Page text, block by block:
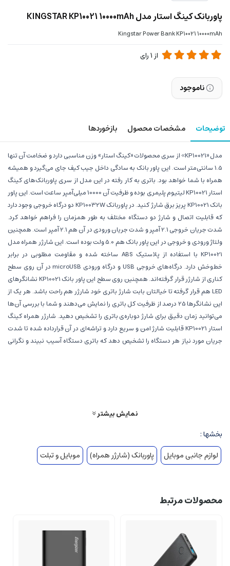
پاوربانک کینگ استار مدل KINGSTAR KP10021 10000mAh
Kingstar Power Bank KP10021 10000mAh
از 1رای
ناموجود
توضیحات مشخصات محصول بازخوردها
مدل «KP10021» از سری محصولات «کینگ استار» وزن مناسبی دارد و ضخامت آن تنها
1.5 سانتی‌متر است. این پاور بانک به سادگی داخل جیب کیف جای می‌گیرد و همیشه
همراه با شما خواهد بود. باتری به کار رفته در این مدل از سری پاوربانک‌های کینگ
استار KP10021 لیتیوم پلیمری بوده و ظرفیت آن 10000 میلی‌آمپر ساعت است. این پاور
بانک KP10021 پریز برق شارژ کنید. در پاوربانک KP10032W دو درگاه خروجی وجود دارد
که قابلیت اتصال و شارژ دو دستگاه مختلف به طور همزمان را فراهم خواهد کرد.
شدت جریان خروجی 2.1 آمپر و شدت جریان ورودی در آن هم 2.1 آمپر است. همچنین
ولتاژ ورودی و خروجی در این پاور بانک هم 5.0 ولت بوده است. این شارژر همراه مدل
KP10021 با استفاده از پلاستیک ABS ساخته شده و مقاومت مطلوبی در برابر
خط‌وخش دارد. درگاه‌های خروجی USB و درگاه ورودی microUSB در آن روی سطح
کناری از شارژر قرار گرفته‌اند. همچنین روی سطح این پاور بانک KP10021 نشانگرهای
LED هم قرار گرفته تا خیالتان بابت شارژ باتری خود شارژر هم راحت باشد. هر یک از
این نشانگرها 25 درصد از ظرفیت کل باتری را نمایش می‌دهند و شما با بررسی آن‌ها
می‌توانید زمان دقیق برای شارژ دوباره‌ی باتری را تشخیص دهید. شارژر همراه کینگ
استار KP10021 قابلیت شارژ امن و سریع دارد و تراشه‌ای در آن قرارداده شده تا شدت
جریان مورد نیاز هر دستگاه را تشخیص دهد که باتری دستگاه آسیب نبیند و نگرانی
نمایش بیشتر
بخشها :
لوازم جانبی موبایل
پاوربانک (شارژر همراه) موبایل و تبلت
محصولات مرتبط